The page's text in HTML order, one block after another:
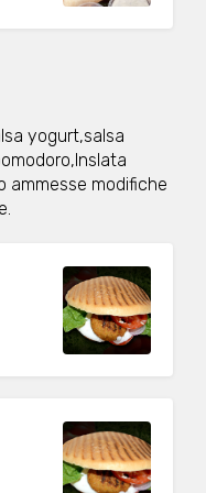
yogurt,salsa
ammesse modifiche